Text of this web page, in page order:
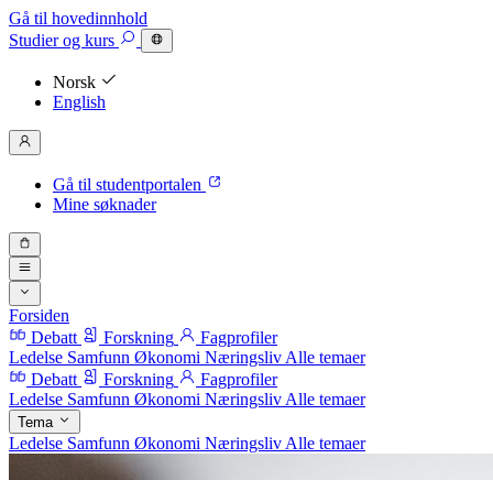
Gå til hovedinnhold
Studierog kurs
Norsk
English
Gå til studentportalen
Mine søknader
Forsiden
Debatt
Forskning
Fagprofiler
Ledelse Samfunn Økonomi Næringsliv Alle temaer
Debatt
Forskning
Fagprofiler
Ledelse Samfunn Økonomi Næringsliv Alle temaer
Tema
Ledelse Samfunn Økonomi Næringsliv Alle temaer